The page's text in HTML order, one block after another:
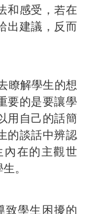
和感受，若在
出建議，反而
瞭解學生的想
要的是要讓學
用自己的話簡
的談話中辨認
內在的主觀世
。
致學生困擾的